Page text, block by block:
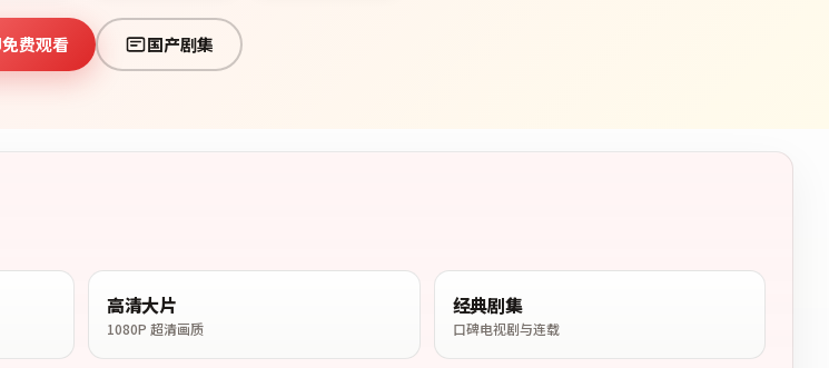
费观看 国产剧集
高清大片
1080P 超清画质
经典剧集
口碑电视剧与连载